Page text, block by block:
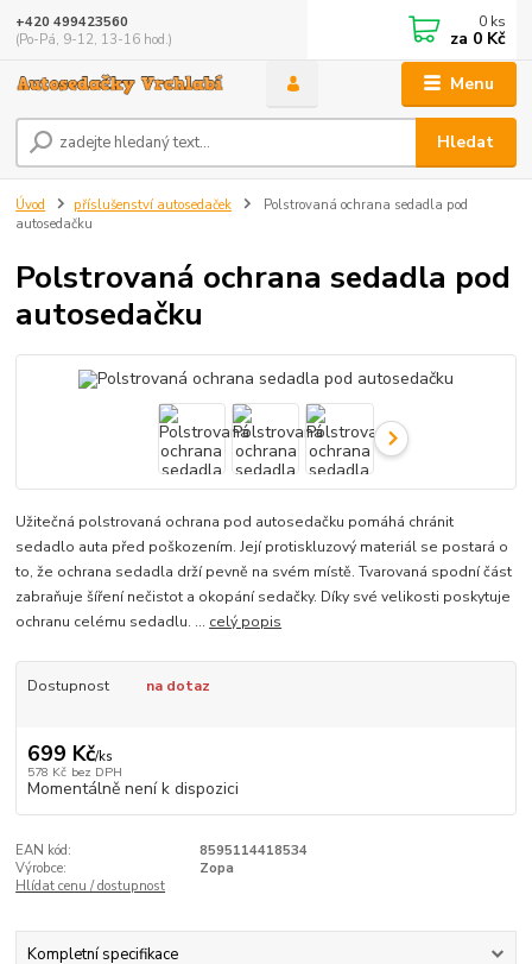
Menu
Hledat
+420 499423560
(Po-Pá, 9-12, 13-16 hod.)
0 ks
za 0 Kč
Úvod příslušenství autosedaček
Polstrovaná ochrana sedadla pod
autosedačku
Polstrovaná ochrana sedadla pod
autosedačku
Užitečná polstrovaná ochrana pod autosedačku pomáhá chránit
sedadlo auta před poškozením. Její protiskluzový materiál se postará o
to, že ochrana sedadla drží pevně na svém místě. Tvarovaná spodní část
zabraňuje šíření nečistot a okopání sedačky. Díky své velikosti poskytuje
ochranu celému sedadlu. ... celý popis
Dostupnost na dotaz
699 Kč/ks
578 Kč bez DPH
Momentálně není k dispozici
EAN kód:
8595114418534
Výrobce:
Zopa
Hlídat cenu / dostupnost
Kompletní specifikace